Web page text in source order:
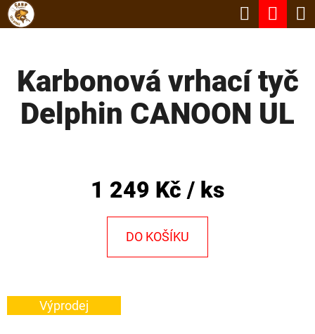
Přejít
Hledat
Karbonová vrhací tyč
Delphin CANOON UL
1 249 Kč / ks
DO KOŠÍKU
Výprodej
K
O
C
J
E